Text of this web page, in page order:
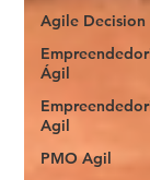
Agile Decision
Ágil
Agil
PMO Agil